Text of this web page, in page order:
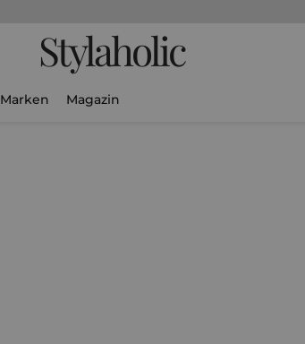
Stylaholic
Marken Magazin